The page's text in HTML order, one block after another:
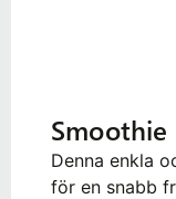
Denna enkla
för en snabb